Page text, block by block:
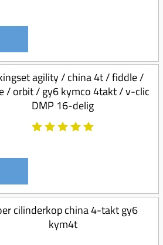
agility / china 4t / fiddle /
/ orbit / gy6 kymco 4takt / v-clic
DMP 16-delig
cilinderkop china 4-takt gy6
kym4t